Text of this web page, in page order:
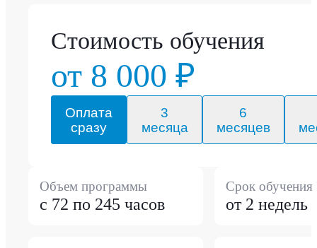
Стоимость обучения
от 8 000 ₽
Оплата
сразу
3
месяца
6
месяцев
Объем программы
с 72 по 245 часов
Срок обучения
от 2 недель